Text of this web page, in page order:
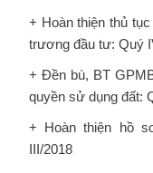
+ Hoàn thiện thủ
trương đầu tư: Quý
+ Đền bù, BT
quyền sử dụng đất:
+ Hoàn thiện hồ
III/2018